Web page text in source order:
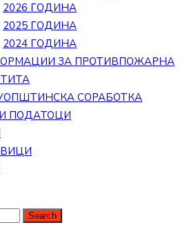
2026 ГОДИНА
2025 ГОДИНА
2024 ГОДИНА
ЗА ПРОТИВПОЖАРНА
СОРАБОТКА
ПОДАТОЦИ